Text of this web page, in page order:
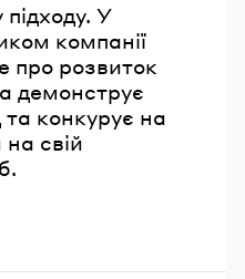
У
компанії
про розвиток
демонструє
та конкурує на
свій